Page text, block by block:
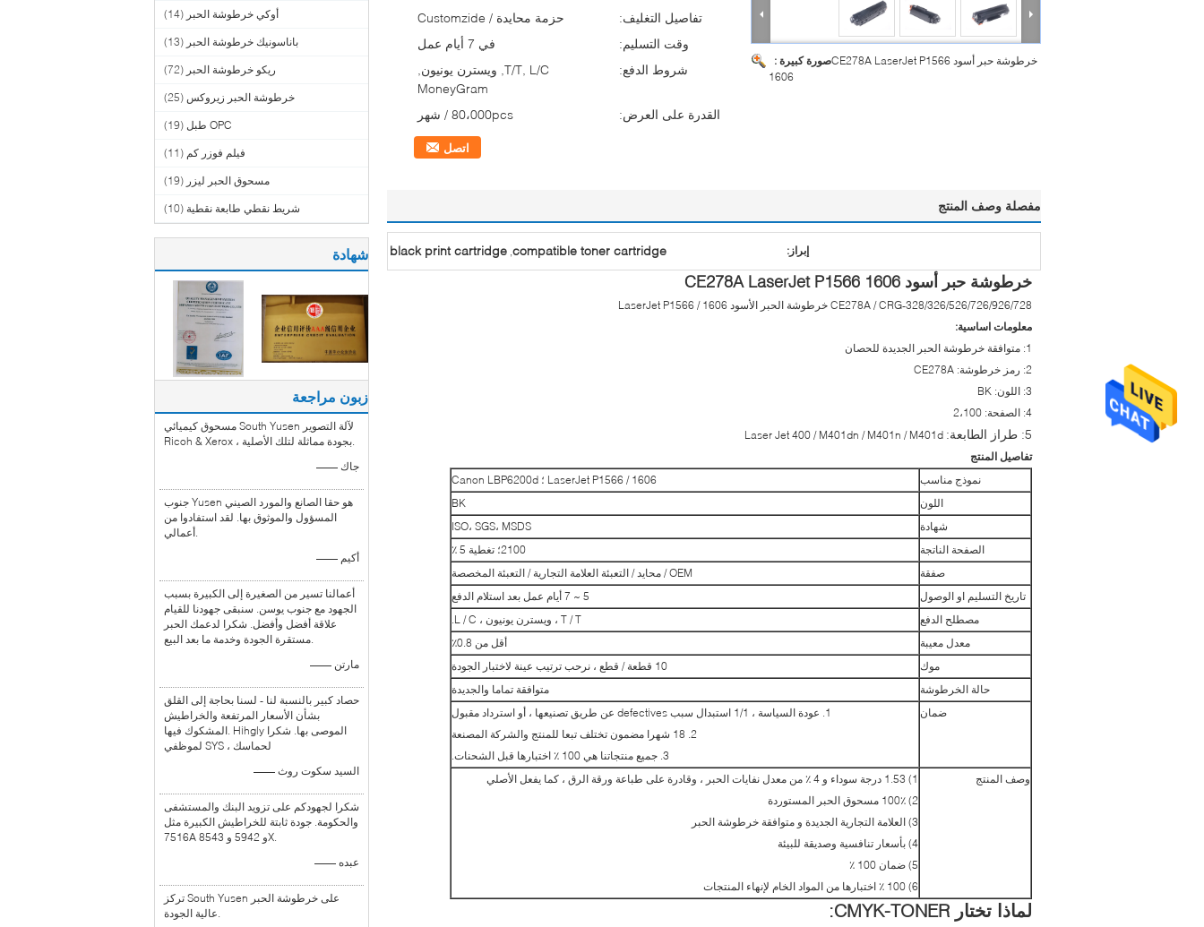
أوكي خرطوشة الحبر (14)
باناسونيك خرطوشة الحبر (13)
ريكو خرطوشة الحبر (72)
خرطوشة الحبر زيروكس (25)
OPC طبل (19)
فيلم فوزر كم (11)
مسحوق الحبر ليزر (19)
شريط نقطي طابعة نقطية (10)
شهادة
زبون مراجعة
مسحوق كيميائي South Yusen لآلة التصوير
Ricoh & Xerox ، بجودة مماثلة لتلك الأصلية.
—— جاك
جنوب Yusen هو حقا الصانع والمورد الصيني
المسؤول والموثوق بها. لقد استفادوا من
أعمالي.
—— أكيم
أعمالنا تسير من الصغيرة إلى الكبيرة بسبب
الجهود مع جنوب يوسن. سنبقى جهودنا للقيام
علاقة أفضل وأفضل. شكرا لدعمك الحبر
مستقرة الجودة وخدمة ما بعد البيع.
—— مارتن
حصاد كبير بالنسبة لنا - لسنا بحاجة إلى القلق
بشأن الأسعار المرتفعة والخراطيش
المشكوك فيها. Hihgly الموصى بها. شكرا
لموظفي SYS ، لحماسك
—— السيد سكوت روث
شكرا لجهودكم على تزويد البنك والمستشفى
والحكومة. جودة ثابتة للخراطيش الكبيرة مثل
7516A و 5942 و 8543X.
—— عبده
تركز South Yusen على خرطوشة الحبر
عالية الجودة.
صورة كبيرة :خرطوشة حبر أسود CE278A LaserJet P1566
1606
تفاصيل التغليف:
حزمة محايدة / Customzide
وقت التسليم:
في 7 أيام عمل
شروط الدفع:
T/T, L/C, ويسترن يونيون,
MoneyGram
القدرة على العرض:
80،000pcs / شهر
اتصل
مفصلة وصف المنتج
إبراز: compatible toner cartridge
,
black print cartridge
خرطوشة حبر أسود CE278A LaserJet P1566 1606
CE278A / CRG-328/326/526/726/926/728 خرطوشة الحبر الأسود LaserJet P1566 / 1606
معلومات اساسية:
1: متوافقة خرطوشة الحبر الجديدة للحصان
2: رمز خرطوشة: CE278A
3: اللون: BK
4: الصفحة: 2،100
5: طراز الطابعة:
تفاصيل المنتج
نموذج مناسب
LaserJet P1566 / 1606 ؛ Canon LBP6200d
اللون
BK
شهادة
ISO، SGS، MSDS
الصفحة الناتجة
2100؛ تغطية 5 ٪
صفقة
OEM / محايد / التعبئة العلامة التجارية / التعبئة المخصصة
تاريخ التسليم او الوصول
5 ~ 7 أيام عمل بعد استلام الدفع
مصطلح الدفع
T / T ، ويسترن يونيون ، L / C.
معدل معيبة
أقل من 0.8٪
موك
10 قطعة / قطع ، نرحب ترتيب عينة لاختبار الجودة
حالة الخرطوشة
متوافقة تماما والجديدة
ضمان
1. عودة السياسة ، 1/1 استبدال سبب defectives عن طريق تصنيعها ، أو استرداد مقبول
2. 18 شهرا مضمون تختلف تبعا للمنتج والشركة المصنعة
3. جميع منتجاتنا هي 100 ٪ اختبارها قبل الشحنات.
وصف المنتج
1) 1.53 درجة سوداء و 4 ٪ من معدل نفايات الحبر ، وقادرة على طباعة ورقة الرق ، كما يفعل الأصلي
2) 100٪ مسحوق الحبر المستوردة
3) العلامة التجارية الجديدة و متوافقة خرطوشة الحبر
4) بأسعار تنافسية وصديقة للبيئة
5) ضمان 100 ٪
6) 100 ٪ اختبارها من المواد الخام لإنهاء المنتجات
لماذا تختار CMYK-TONER: